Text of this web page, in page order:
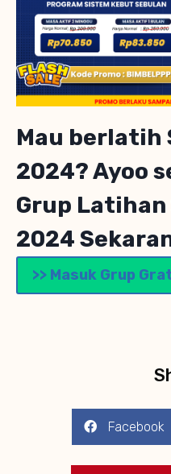
Mau berlatih
2024? Ayoo
Grup Latihan
2024
>> Masuk Grup
Facebook